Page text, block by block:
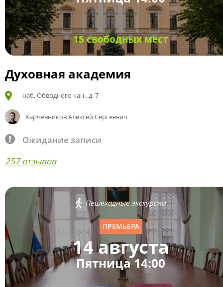
15 свободных мест
Духовная академия
наб. Обводного кан., д. 7
Харчевников Алексей Сергеевич
Ожидание записи
257 отзывов
Пешеходные экскурсии
ПРЕМЬЕРА
14 августа
Пятница 14:00